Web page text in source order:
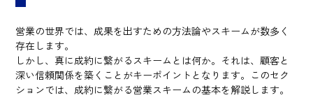
営業の世界では、成果を出すための方法論やスキームが数多く
存在します。
しかし、真に成約に繋がるスキームとは何か。それは、顧客と
深い信頼関係を築くことがキーポイントとなります。このセク
ションでは、成約に繋がる営業スキームの基本を解説します。